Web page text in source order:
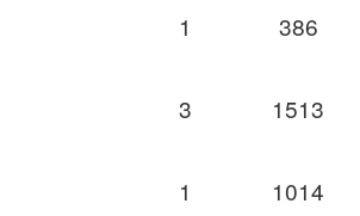
1 386
3 1513
1 1014